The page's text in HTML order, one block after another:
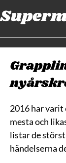
2016 har varit
mesta och
listar de
händelserna